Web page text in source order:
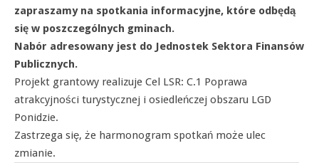
zapraszamy na spotkania informacyjne, które odbędą
się w poszczególnych gminach.
Nabór adresowany jest do Jednostek Sektora Finansów
Publicznych.
Projekt grantowy realizuje Cel LSR: C.1 Poprawa
atrakcyjności turystycznej i osiedleńczej obszaru LGD
Ponidzie.
Zastrzega się, że harmonogram spotkań może ulec
zmianie.